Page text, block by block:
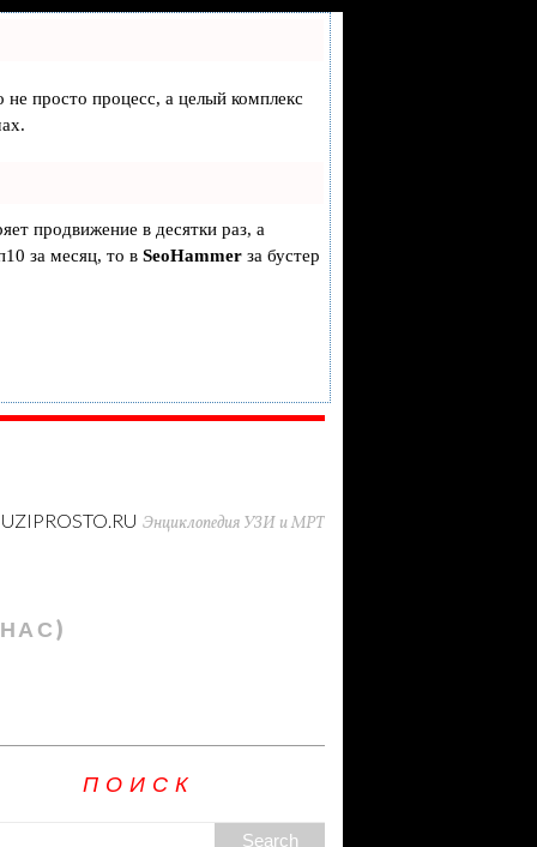
не просто процесс, а целый комплекс
продвижение в десятки раз, а
за месяц, то в SeoHammer за бустер
UZIPROSTO.RU Энциклопедия УЗИ и МРТ
ПОИСК